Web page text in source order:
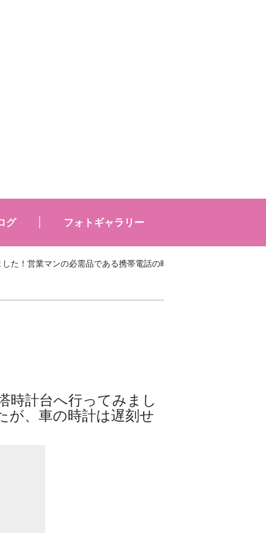
グ フォトギャラリー
た！営業マンの必需品である携帯電話の時刻と『誤差無し!』でし
時計台へ行ってみまし
が、車の時計は遅刻せ